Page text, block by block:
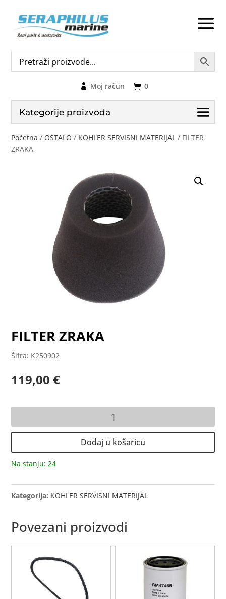
0
Moj račun
Kategorije proizvoda
Početna / OSTALO / KOHLER SERVISNI MATERIJAL / FILTER
ZRAKA
FILTER ZRAKA
Šifra: K250902
119,00€
količina
Dodaj u košaricu
Na stanju: 24
Kategorija: KOHLER SERVISNI MATERIJAL
Povezani proizvodi